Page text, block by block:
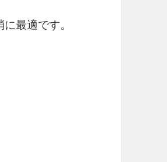
最適です。